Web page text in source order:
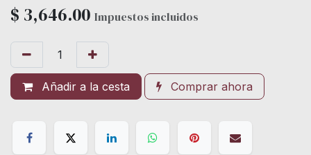
$ 3,646.00 Impuestos incluidos
Añadir a la cesta Comprar ahora